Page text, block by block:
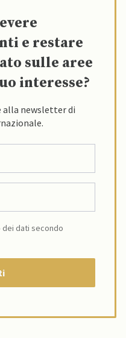
e restare
sulle aree
interesse?
newsletter di
dati secondo